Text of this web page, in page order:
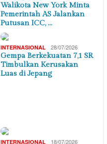
Walikota New York Minta
Pemerintah AS Jalankan
Putusan ICC, …
INTERNASIONAL 28/07/2026
Gempa Berkekuatan 7,1 SR
Timbulkan Kerusakan
Luas di Jepang
INTERNASIONAL 18/07/2026